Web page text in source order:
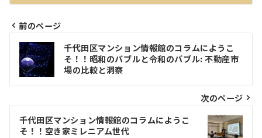
投
稿
ナ
ビ
ゲ
前のページ
千代田区マンション情報館のコラムにようこ
そ！！昭和のバブルと令和のバブル: 不動産市
場の比較と洞察
次のページ
千代田区マンション情報館のコラムにようこ
そ！！空き家ミレニアム世代